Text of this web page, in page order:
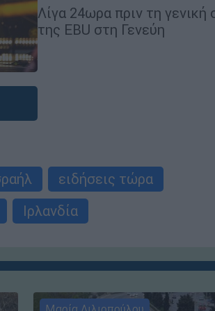
Λίγα 24ωρα πριν τη γενική
της EBU στη Γενεύη
ειδήσεις τώρα
Ιρλανδία